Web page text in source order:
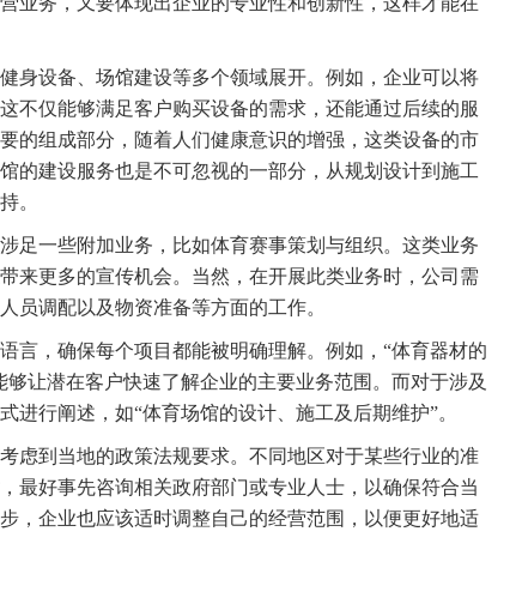
身设备、场馆建设等多个领域展开。例如，企业可以将
不仅能够满足客户购买设备的需求，还能通过后续的服
的组成部分，随着人们健康意识的增强，这类设备的市
的建设服务也是不可忽视的一部分，从规划设计到施工
。
足一些附加业务，比如体育赛事策划与组织。这类业务
来更多的宣传机会。当然，在开展此类业务时，公司需
员调配以及物资准备等方面的工作。
言，确保每个项目都能被明确理解。例如，“体育器材的
让潜在客户快速了解企业的主要业务范围。而对于涉及
进行阐述，如“体育场馆的设计、施工及后期维护”。
虑到当地的政策法规要求。不同地区对于某些行业的准
最好事先咨询相关政府部门或专业人士，以确保符合当
，企业也应该适时调整自己的经营范围，以便更好地适